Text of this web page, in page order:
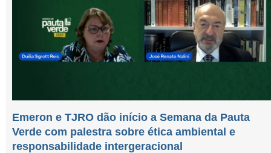
Emeron e TJRO dão início a Semana da Pauta
Verde com palestra sobre ética ambiental e
responsabilidade intergeracional